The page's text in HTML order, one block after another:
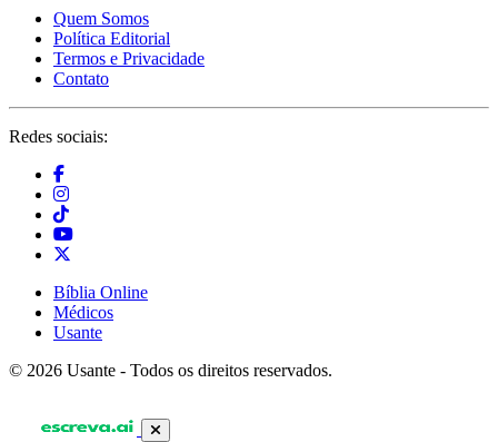
Quem Somos
Política Editorial
Termos e Privacidade
Contato
Redes sociais:
Bíblia Online
Médicos
Usante
© 2026 Usante - Todos os direitos reservados.